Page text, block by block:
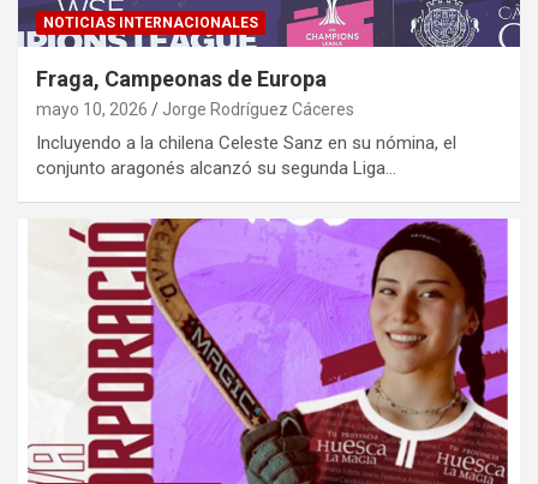
NOTICIAS INTERNACIONALES
Fraga, Campeonas de Europa
mayo 10, 2026 Jorge Rodríguez Cáceres
Incluyendo a la chilena Celeste Sanz en su nómina, el
conjunto aragonés alcanzó su segunda Liga…